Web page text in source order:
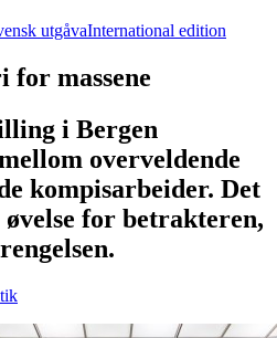
utgåvaInternational edition
for massene
i Bergen
overveldende
kompisarbeider. Det
for betrakteren,